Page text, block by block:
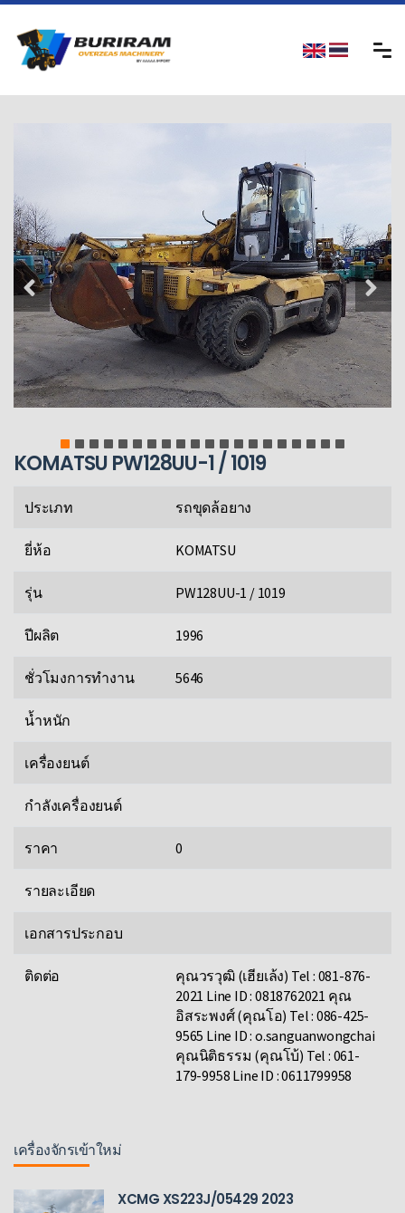
KOMATSU PW128UU-1 / 1019
ประเภท รถขุดล้อยาง
ยี่ห้อ KOMATSU
รุ่น PW128UU-1 / 1019
ปีผลิต 1996
ชั่วโมงการทำงาน 5646
น้ำหนัก
เครื่องยนต์
กำลังเครื่องยนต์
ราคา 0
รายละเอียด
เอกสารประกอบ
ติดต่อ
คุณวรวุฒิ (เฮียเล้ง) Tel : 081-876-
2021 Line ID : 0818762021 คุณ
อิสระพงศ์ (คุณโอ) Tel : 086-425-
9565 Line ID : o.sanguanwongchai
คุณนิติธรรม (คุณโบ้) Tel : 061-
179-9958 Line ID : 0611799958
เครื่องจักรเข้าใหม่
XCMG XS223J/05429 2023